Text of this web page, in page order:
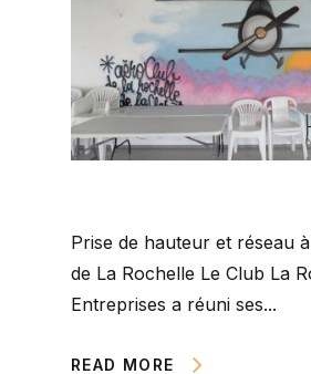
Prise de hauteur et réseau
de La Rochelle Le Club La
Entreprises a réuni ses...
READ MORE